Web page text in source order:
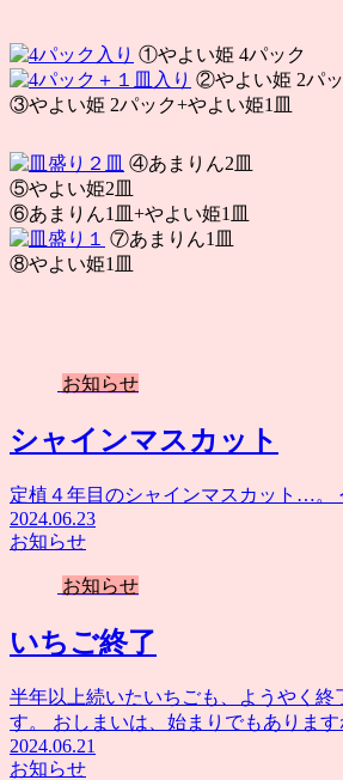
①やよい姫 4パック
②やよい姫 2パ
③やよい姫 2パック+やよい姫1皿
④あまりん2皿
⑤やよい姫2皿
⑥あまりん1皿+やよい姫1皿
⑦あまりん1皿
⑧やよい姫1皿
お知らせ
シャインマスカット
定植４年目のシャインマスカット…。
2024.06.23
お知らせ
お知らせ
いちご終了
半年以上続いたいちごも、ようやく
す。 おしまいは、始まりでもあります
2024.06.21
お知らせ